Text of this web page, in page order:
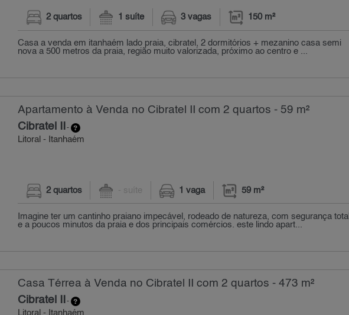
2 quartos 1 suíte 3 vagas 150 m²
Casa a venda em itanhaém lado praia, cibratel, 2 dormitórios + mezanino casa semi
nova a 500 metros da praia, região muito valorizada, próximo ao centro e ...
Apartamento à Venda no Cibratel II com 2 quartos - 59 m²
Cibratel II -
Litoral - Itanhaém
2 quartos - suíte 1 vaga 59 m²
Imagine ter um cantinho praiano impecável, rodeado de natureza, com segurança total
e a poucos minutos da praia e dos principais comércios. este lindo apart...
Casa Térrea à Venda no Cibratel II com 2 quartos - 473 m²
Cibratel II -
Litoral - Itanhaém